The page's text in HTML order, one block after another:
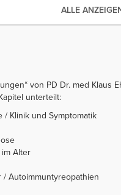
ALLE
von PD Dr. med Klaus
unterteilt:
/ Klinik und Symptomatik
Alter
Autoimmuntyreopathien